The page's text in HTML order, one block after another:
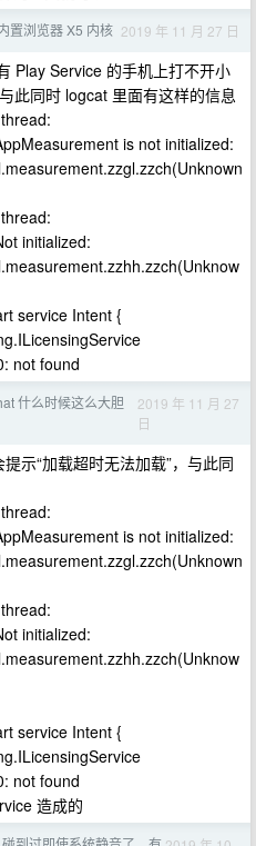
置浏览器 X5 内核 2019 年 11 月 27 日
Play Service 的手机上打不开小
此同时 logcat 里面有这样的信息
is not initialized:
initialized:
service Intent {
not found
什么时候这么大胆
2019 年 11 月 27
日
示“加载超时无法加载”，与此同
is not initialized:
initialized:
service Intent {
not found
造成的